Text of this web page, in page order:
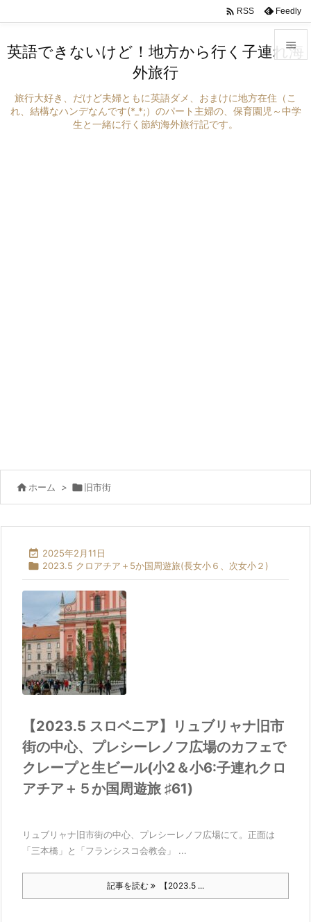


 RSS Feedly
英語できないけど！地方から行く子連れ海
外旅行
旅行大好き、だけど夫婦ともに英語ダメ、おまけに地方在住（こ
れ、結構なハンデなんです(*_*;）のパート主婦の、保育園児～中学
生と一緒に行く節約海外旅行記です。
 ホーム > 旧市街
 2025年2月11日
 2023.5 クロアチア＋5か国周遊旅(長女小６、次女小２)
【2023.5 スロベニア】リュブリャナ旧市
街の中心、プレシーレノフ広場のカフェで
クレープと生ビール(小2＆小6:子連れクロ
アチア＋５か国周遊旅 ♯61)
リュブリャナ旧市街の中心、プレシーレノフ広場にて。正面は
「三本橋」と「フランシスコ会教会」 ...
記事を読む 【2023.5 ...